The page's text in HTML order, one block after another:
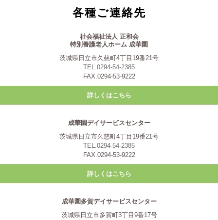
各種ご連絡先
社会福祉法人 正和会
特別養護老人ホーム 成華園
茨城県日立市久慈町4丁目19番21号
TEL.0294-54-2385
FAX.0294-53-9222
詳しくはこちら
成華園デイサービスセンター
茨城県日立市久慈町4丁目19番21号
TEL.0294-54-2385
FAX.0294-53-9222
詳しくはこちら
成華園多賀デイサービスセンター
茨城県日立市多賀町3丁目9番17号